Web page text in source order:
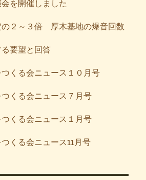
を開催しました
の２～３倍 厚木基地の爆音回数
要望と回答
くる会ニュース１０月号
くる会ニュース７月号
くる会ニュース１月号
くる会ニュース11月号